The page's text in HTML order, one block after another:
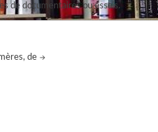
de documentaires ou essais.
de